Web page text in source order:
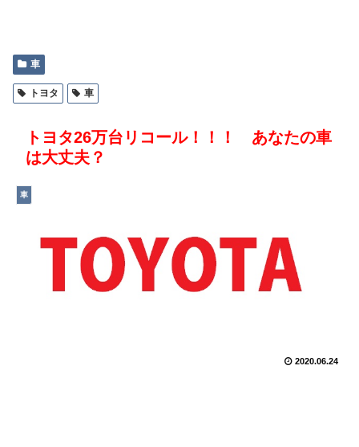
車
トヨタ 車
トヨタ26万台リコール！！！ あなたの車
は大丈夫？
車
2020.06.24